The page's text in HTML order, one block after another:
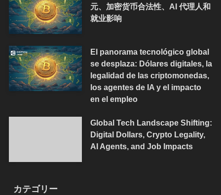
元、加密货币合法性、AI 代理人和
就业影响
El panorama tecnológico global
se desplaza: Dólares digitales, la
legalidad de las criptomonedas,
los agentes de IA y el impacto
en el empleo
Global Tech Landscape Shifting:
Digital Dollars, Crypto Legality,
AI Agents, and Job Impacts
カテゴリー